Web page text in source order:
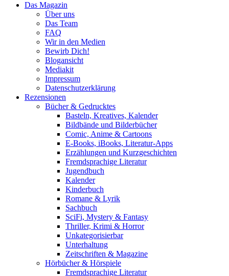
Das Magazin
Über uns
Das Team
FAQ
Wir in den Medien
Bewirb Dich!
Blogansicht
Mediakit
Impressum
Datenschutzerklärung
Rezensionen
Bücher & Gedrucktes
Basteln, Kreatives, Kalender
Bildbände und Bilderbücher
Comic, Anime & Cartoons
E-Books, iBooks, Literatur-Apps
Erzählungen und Kurzgeschichten
Fremdsprachige Literatur
Jugendbuch
Kalender
Kinderbuch
Romane & Lyrik
Sachbuch
SciFi, Mystery & Fantasy
Thriller, Krimi & Horror
Unkategorisierbar
Unterhaltung
Zeitschriften & Magazine
Hörbücher & Hörspiele
Fremdsprachige Literatur